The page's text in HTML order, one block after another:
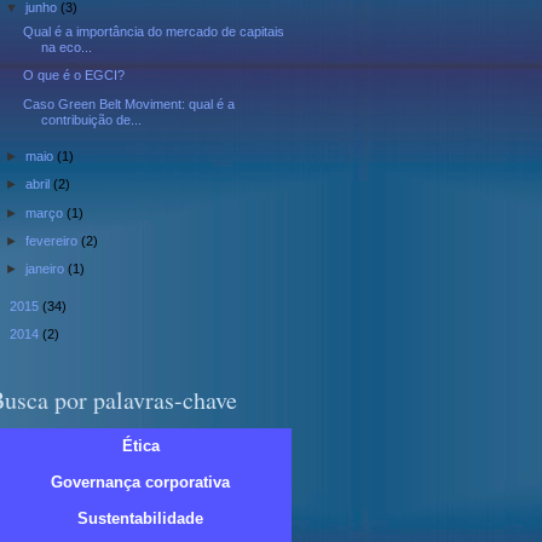
▼junho(3)
Qual é a importância do mercado de capitais
na eco...
O que é o EGCI?
Caso Green Belt Moviment: qual é a
contribuição de...
►maio(1)
►abril(2)
►março(1)
►fevereiro(2)
►janeiro(1)
2015 (34)
2014 (2)
por palavras-chave
Ética
Governança corporativa
Sustentabilidade